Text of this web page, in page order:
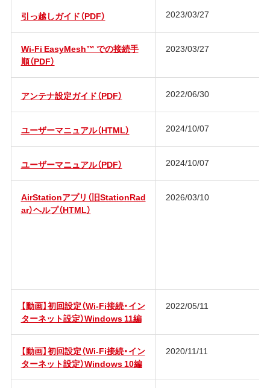
引っ越しガイド（PDF） 2023/03/27
Wi-Fi EasyMesh™ での接続手
順（PDF）
2023/03/27
アンテナ設定ガイド（PDF） 2022/06/30
ユーザーマニュアル（HTML） 2024/10/07
ユーザーマニュアル（PDF） 2024/10/07
AirStationアプリ（旧StationRad
ar）ヘルプ（HTML）
2026/03/10
【動画】初回設定（Wi-Fi接続・イン
ターネット設定）Windows 11編
2022/05/11
【動画】初回設定（Wi-Fi接続・イン
ターネット設定）Windows 10編
2020/11/11